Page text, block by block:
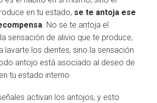
en tu estado, se te antoja ese
. No se te antoja el
sensación de alivio que te produce,
lavarte los dientes, sino la sensación
antojo está asociado al deseo de
tu estado interno.
activan los antojos, y esto